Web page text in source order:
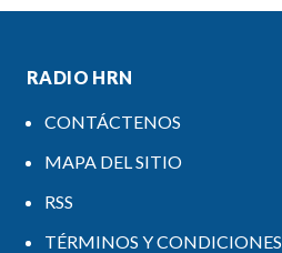
RADIO HRN
CONTÁCTENOS
MAPA DEL SITIO
RSS
TÉRMINOS Y CONDICIONES